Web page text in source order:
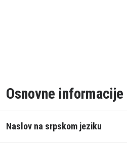
Osnovne informacije
Naslov na srpskom jeziku